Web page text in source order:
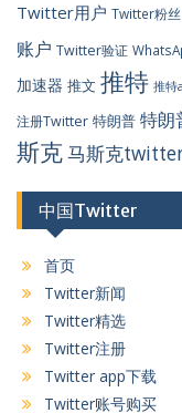
Twitter用户 Twitter粉丝
账户 Twitter验证
加速器 推文 推特 推特
注册Twitter 特朗普 特
斯克马斯克
中国Twitter
首页
Twitter新闻
Twitter精选
Twitter注册
Twitter app下载
Twitter账号购买